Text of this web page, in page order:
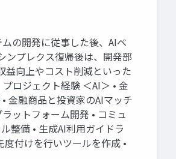
の開発に従事した後、AIベ
ンプレクス復帰後は、開発部
益向上やコスト削減といった
ロジェクト経験 ＜AI＞ • 金
金融商品と投資家のAIマッチ
ットフォーム開発 • コミュ
整備 • 生成AI利用ガイドラ
付けを行いツールを作成 •